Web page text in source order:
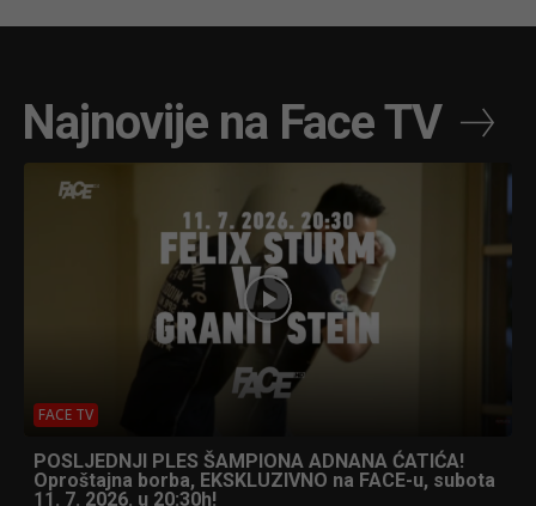
Najnovije na Face TV
FACE TV
POSLJEDNJI PLES ŠAMPIONA ADNANA ĆATIĆA!
Oproštajna borba, EKSKLUZIVNO na FACE-u, subota
11. 7. 2026. u 20:30h!